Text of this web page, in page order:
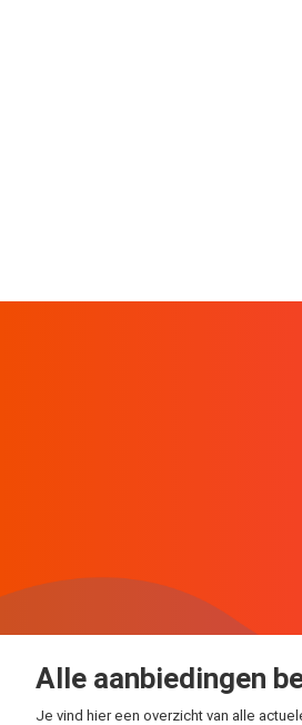
Alle aanbiedingen
Je vind hier een overzicht van alle